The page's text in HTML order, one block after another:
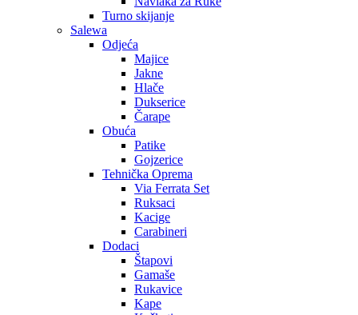
Turno skijanje
Salewa
Odjeća
Majice
Jakne
Hlače
Dukserice
Čarape
Obuća
Patike
Gojzerice
Tehnička Oprema
Via Ferrata Set
Ruksaci
Kacige
Carabineri
Dodaci
Štapovi
Gamaše
Rukavice
Kape